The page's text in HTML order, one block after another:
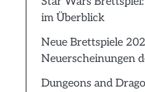
im Überblick
Neue Brettspiele
Neuerscheinungen
Dungeons and